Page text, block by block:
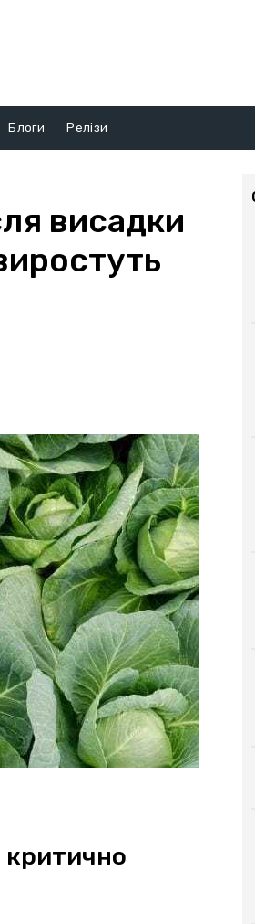
Блоги Релізи
висадки
критично